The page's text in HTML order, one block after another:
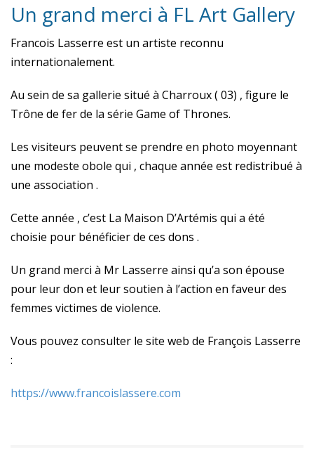
Un grand merci à FL Art Gallery
Francois Lasserre est un artiste reconnu
internationalement.
Au sein de sa gallerie situé à Charroux ( 03) , figure le
Trône de fer de la série Game of Thrones.
Les visiteurs peuvent se prendre en photo moyennant
une modeste obole qui , chaque année est redistribué à
une association .
Cette année , c’est La Maison D’Artémis qui a été
choisie pour bénéficier de ces dons .
Un grand merci à Mr Lasserre ainsi qu’a son épouse
pour leur don et leur soutien à l’action en faveur des
femmes victimes de violence.
Vous pouvez consulter le site web de François Lasserre
:
https://www.francoislassere.com